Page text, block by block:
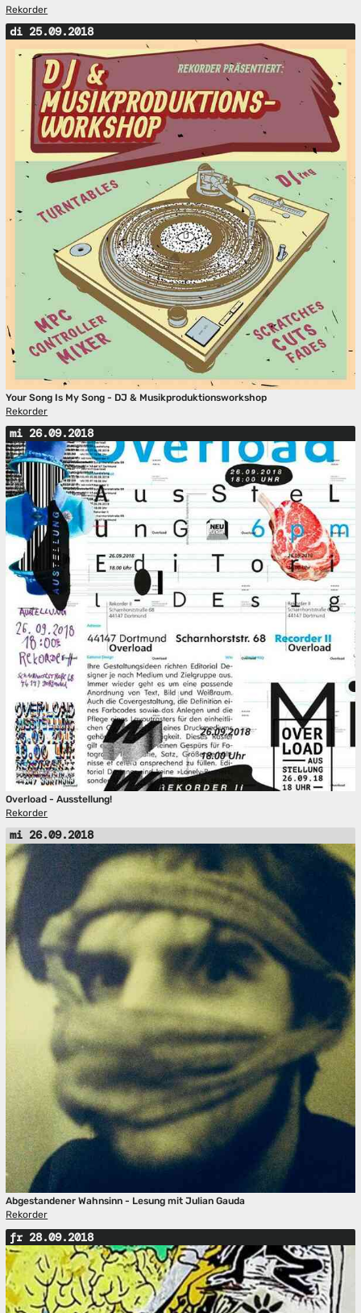
Rekorder
di 25.09.2018
Your Song Is My Song - DJ & Musikproduktionsworkshop
Rekorder
mi 26.09.2018
Overload - Ausstellung!
Rekorder
mi 26.09.2018
Abgestandener Wahnsinn - Lesung mit Julian Gauda
Rekorder
fr 28.09.2018